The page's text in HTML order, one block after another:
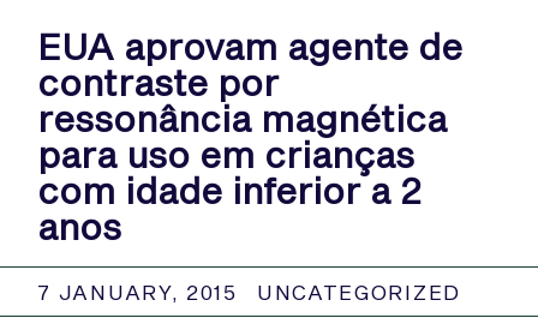
EUA aprovam agente de
contraste por
ressonância magnética
para uso em crianças
com idade inferior a 2
anos
7 JANUARY, 2015 UNCATEGORIZED